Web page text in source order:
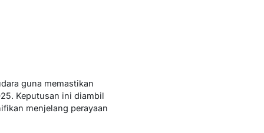
guna memastikan
Keputusan ini diambil
menjelang perayaan